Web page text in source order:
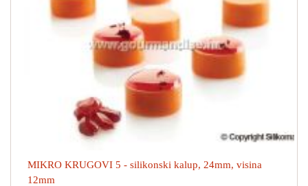
MIKRO KRUGOVI 5 - silikonski kalup, 24mm, visina
12mm